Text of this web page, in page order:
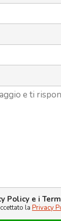
Policy e i
la Privacy